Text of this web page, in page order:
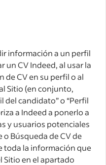
información a un perfil
un CV Indeed, al usar la
de CV en su perfil o al
Sitio (en conjunto,
del candidato” o “Perfil
a Indeed a ponerlo a
y usuarios potenciales
Búsqueda de CV de
toda la información que
Sitio en el apartado